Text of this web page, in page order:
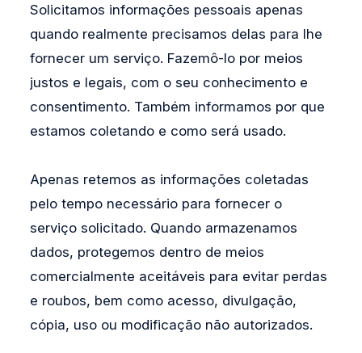
Solicitamos informações pessoais apenas
quando realmente precisamos delas para lhe
fornecer um serviço. Fazemô-lo por meios
justos e legais, com o seu conhecimento e
consentimento. Também informamos por que
estamos coletando e como será usado.
Apenas retemos as informações coletadas
pelo tempo necessário para fornecer o
serviço solicitado. Quando armazenamos
dados, protegemos dentro de meios
comercialmente aceitáveis ​​para evitar perdas
e roubos, bem como acesso, divulgação,
cópia, uso ou modificação não autorizados.